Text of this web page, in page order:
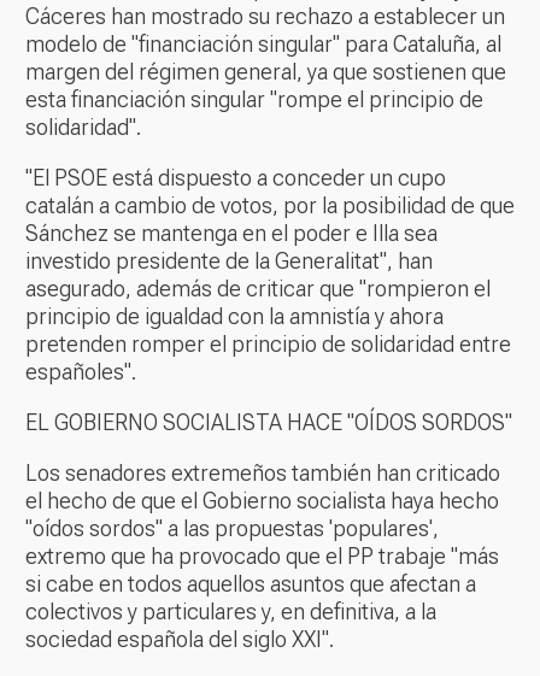
Cáceres han mostrado su rechazo a establecer un
modelo de "financiación singular" para Cataluña, al
margen del régimen general, ya que sostienen que
esta financiación singular "rompe el principio de
solidaridad".
"El PSOE está dispuesto a conceder un cupo
catalán a cambio de votos, por la posibilidad de que
Sánchez se mantenga en el poder e Illa sea
investido presidente de la Generalitat", han
asegurado, además de criticar que "rompieron el
principio de igualdad con la amnistía y ahora
pretenden romper el principio de solidaridad entre
españoles".
EL GOBIERNO SOCIALISTA HACE "OÍDOS SORDOS"
Los senadores extremeños también han criticado
el hecho de que el Gobierno socialista haya hecho
"oídos sordos" a las propuestas 'populares',
extremo que ha provocado que el PP trabaje "más
si cabe en todos aquellos asuntos que afectan a
colectivos y particulares y, en definitiva, a la
sociedad española del siglo XXI".